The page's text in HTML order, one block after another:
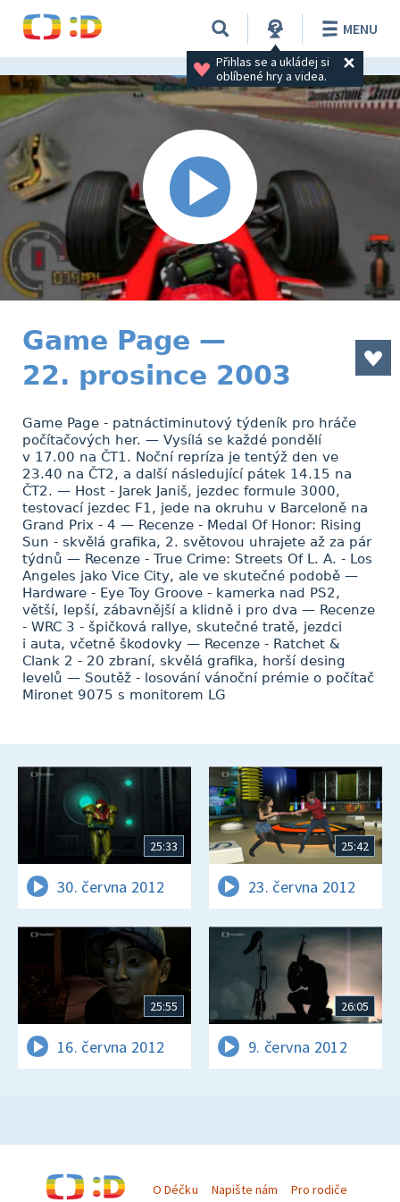
Přihlas se a ukládej si
oblíbené hry a videa.
MENU
Game Page —
22. prosince 2003
Game Page - patnáctiminutový týdeník pro hráče
počítačových her. — Vysílá se každé pondělí
v 17.00 na ČT1. Noční repríza je tentýž den ve
23.40 na ČT2, a další následující pátek 14.15 na
ČT2. — Host - Jarek Janiš, jezdec formule 3000,
testovací jezdec F1, jede na okruhu v Barceloně na
Grand Prix - 4 — Recenze - Medal Of Honor: Rising
Sun - skvělá grafika, 2. světovou uhrajete až za pár
týdnů — Recenze - True Crime: Streets Of L. A. - Los
Angeles jako Vice City, ale ve skutečné podobě —
Hardware - Eye Toy Groove - kamerka nad PS2,
větší, lepší, zábavnější a klidně i pro dva — Recenze
- WRC 3 - špičková rallye, skutečné tratě, jezdci
i auta, včetně škodovky — Recenze - Ratchet &
Clank 2 - 20 zbraní, skvělá grafika, horší desing
levelů — Soutěž - losování vánoční prémie o počítač
Mironet 9075 s monitorem LG
25:33
30. června 2012
25:42
23. června 2012
25:55
16. června 2012
26:05
9. června 2012
O Déčku Napište nám Pro rodiče